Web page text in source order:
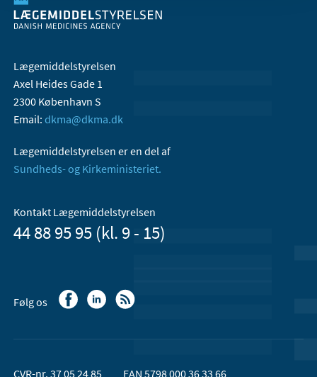
Lægemiddelstyrelsen
Axel Heides Gade 1
2300 København S
Email: dkma@dkma.dk
Lægemiddelstyrelsen er en del af
Sundheds- og Kirkeministeriet.
Kontakt Lægemiddelstyrelsen
44 88 95 95 (kl. 9 - 15)
Følg os
CVR-nr. 37 05 24 85 EAN 5798 000 36 33 66